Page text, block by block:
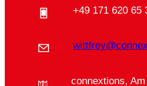
+49 171 620 65
connextions,